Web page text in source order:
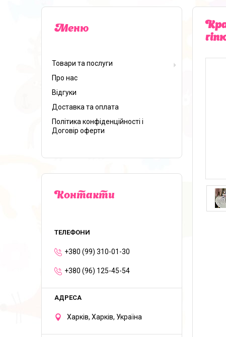
Товари та послуги
Про нас
Відгуки
Доставка та оплата
Політика конфіденційності і
Договір оферти
Контакти
+380 (99) 310-01-30
+380 (96) 125-45-54
Харків, Харків, Україна